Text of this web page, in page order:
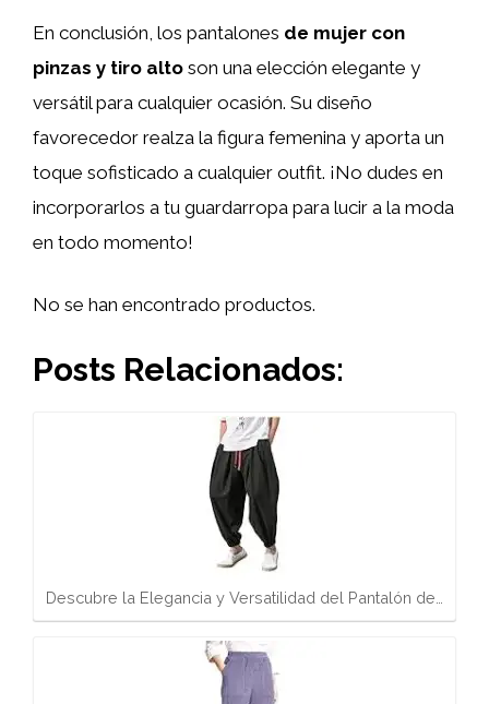
En conclusión, los pantalones de mujer con
pinzas y tiro alto son una elección elegante y
versátil para cualquier ocasión. Su diseño
favorecedor realza la figura femenina y aporta un
toque sofisticado a cualquier outfit. ¡No dudes en
incorporarlos a tu guardarropa para lucir a la moda
en todo momento!
No se han encontrado productos.
Posts Relacionados:
Descubre la Elegancia y Versatilidad del Pantalón de…